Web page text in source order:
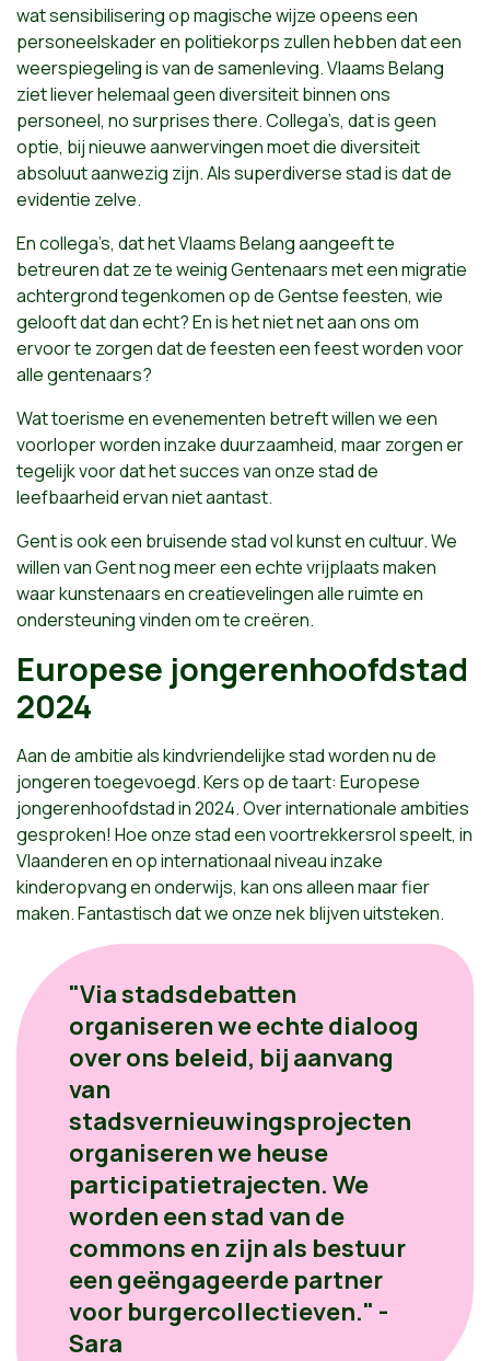
wat sensibilisering op magische wijze opeens een
personeelskader en politiekorps zullen hebben dat een
weerspiegeling is van de samenleving. Vlaams Belang
ziet liever helemaal geen diversiteit binnen ons
personeel, no surprises there. Collega’s, dat is geen
optie, bij nieuwe aanwervingen moet die diversiteit
absoluut aanwezig zijn.Als superdiverse stad is dat de
evidentie zelve.
En collega’s, dat het Vlaams Belang aangeeft te
betreuren dat ze te weinig Gentenaars met een migratie
achtergrond tegenkomen op de Gentse feesten, wie
gelooft dat dan echt? En is het niet net aan ons om
ervoor te zorgen dat de feesten een feest worden voor
alle gentenaars?
Wat toerisme en evenementen betreft willen we een
voorloper worden inzake duurzaamheid, maar zorgen er
tegelijk voor dat het succes van onze stad de
leefbaarheid ervan niet aantast.
Gent is ook een bruisende stad vol kunst en cultuur. We
willen van Gent nog meer een echte vrijplaats maken
waar kunstenaars en creatievelingen alle ruimte en
ondersteuning vinden om te creëren.
Europese jongerenhoofdstad
2024
Aan de ambitie als kindvriendelijke stad worden nu de
jongeren toegevoegd. Kers op de taart: Europese
jongerenhoofdstad in 2024. Over internationale ambities
gesproken! Hoe onze stad een voortrekkersrol speelt, in
Vlaanderen en op internationaal niveau inzake
kinderopvang en onderwijs, kan ons alleen maar fier
maken. Fantastisch dat we onze nek blijven uitsteken.
"Via stadsdebatten
organiseren we echte dialoog
over ons beleid, bij aanvang
van
stadsvernieuwingsprojecten
organiseren we heuse
participatietrajecten. We
worden een stad van de
commons en zijn als bestuur
een geëngageerde partner
voor burgercollectieven." -
Sara